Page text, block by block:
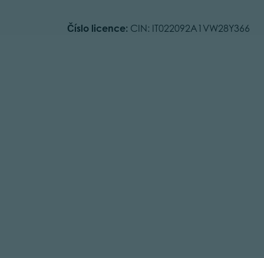
Číslo licence: CIN: IT022092A1VW28Y366